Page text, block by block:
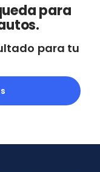
para
para tu